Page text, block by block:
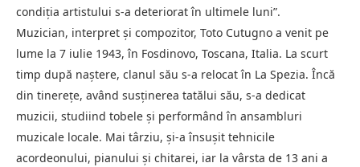
condiția artistului s-a deteriorat în ultimele luni”.
Muzician, interpret și compozitor, Toto Cutugno a venit pe
lume la 7 iulie 1943, în Fosdinovo, Toscana, Italia. La scurt
timp după naștere, clanul său s-a relocat în La Spezia. Încă
din tinerețe, având susținerea tatălui său, s-a dedicat
muzicii, studiind tobele și performând în ansambluri
muzicale locale. Mai târziu, și-a însușit tehnicile
acordeonului, pianului și chitarei, iar la vârsta de 13 ani a